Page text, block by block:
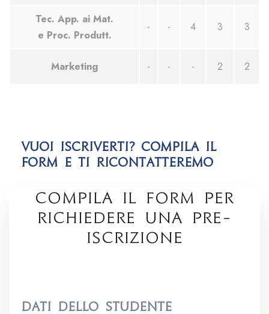
Tec. App. ai Mat.
e Proc. Produtt.
- - 4 3 3
Marketing - - - 2 2
Vuoi iscriverti? Compila il
form e ti ricontatteremo
COMPILA IL FORM PER
RICHIEDERE UNA PRE-
ISCRIZIONE
Dati dello Studente